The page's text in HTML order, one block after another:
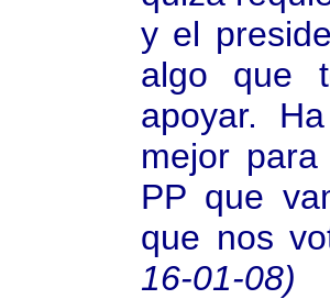
y el
algo que
apoyar.
mejor
PP que
que nos
16-01-08)